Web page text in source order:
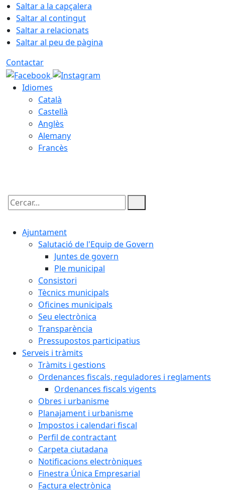
Saltar a la capçalera
Saltar al contingut
Saltar a relacionats
Saltar al peu de pàgina
Contactar
Idiomes
Català
Castellà
Anglès
Alemany
Francès
Cercar:
Ajuntament
Salutació de l'Equip de Govern
Juntes de govern
Ple municipal
Consistori
Tècnics municipals
Oficines municipals
Seu electrònica
Transparència
Pressupostos participatius
Serveis i tràmits
Tràmits i gestions
Ordenances fiscals, reguladores i reglaments
Ordenances fiscals vigents
Obres i urbanisme
Planajament i urbanisme
Impostos i calendari fiscal
Perfil de contractant
Carpeta ciutadana
Notificacions electròniques
Finestra Única Empresarial
Factura electrònica